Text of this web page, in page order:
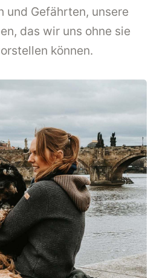
und Gefährten, unsere
das wir uns ohne sie
können.